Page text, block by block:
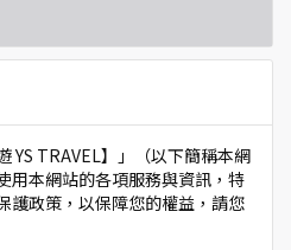
YS TRAVEL】」（以下簡稱本網
用本網站的各項服務與資訊，特
護政策，以保障您的權益，請您